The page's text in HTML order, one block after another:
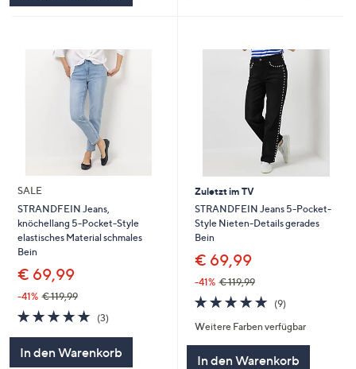
SALE
STRANDFEIN Jeans,
knöchellang 5-Pocket-Style
elastisches Material schmales
Bein
€ 69,99
-41% € 119,99
4.7
von
5
(3)
In den Warenkorb
Zuletzt im TV
STRANDFEIN Jeans 5-Pocket-
Style Nieten-Details gerades
Bein
€ 69,99
-41% € 119,99
4.7
von
5
(9)
Weitere Farben verfügbar
In den Warenkorb